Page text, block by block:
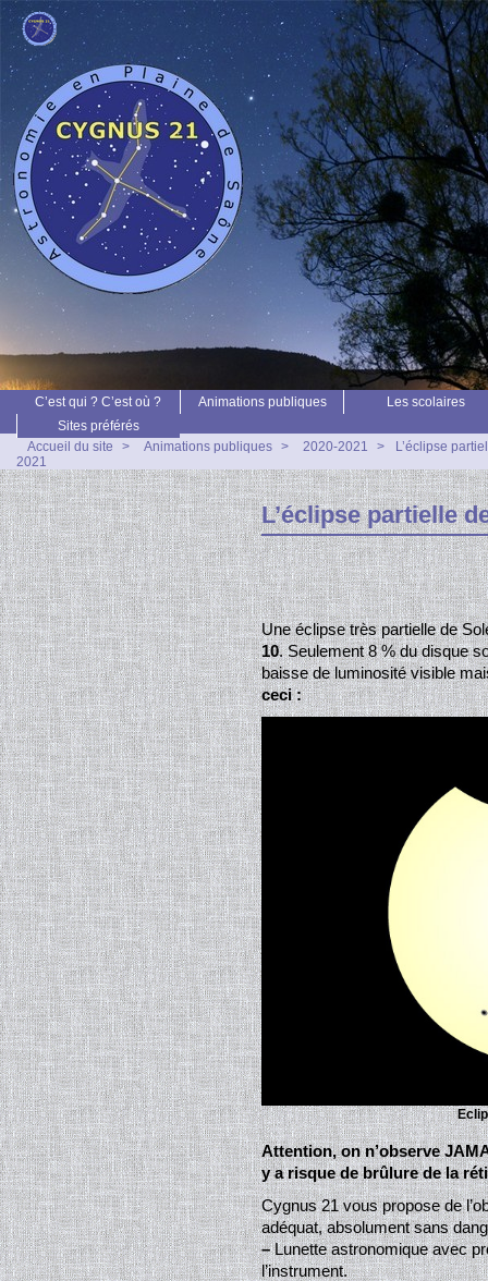
C’est qui ? C’est où ? Animations publiques
Les scolaires
Sites préférés
Accueil du site
> Animations publiques > 2020-2021 >
L’éclipse
2021
L’éclipse partielle
Une éclipse très partielle de
10. Seulement 8 % du disque
baisse de luminosité visible
ceci :
Attention, on n’observe
y a risque de brûlure de la
Cygnus 21 vous propose de
adéquat, absolument sans
–Lunette astronomique avec
l’instrument.